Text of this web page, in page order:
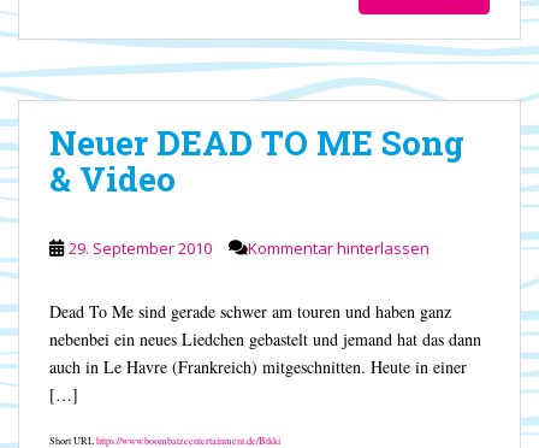
Neuer DEAD TO ME Song
& Video
29. September 2010 Kommentar hinterlassen
Dead To Me sind gerade schwer am touren und haben ganz
nebenbei ein neues Liedchen gebastelt und jemand hat das dann
auch in Le Havre (Frankreich) mitgeschnitten. Heute in einer
[…]
Short URLhttps://www.boombatzeentertainment.de/Btkki